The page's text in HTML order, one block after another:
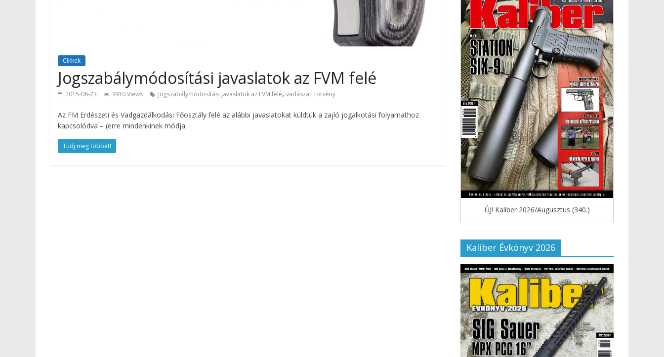
Cikkek
Jogszabálymódosítási javaslatok az FVM felé
2015-06-23 3910 Views Jogszabálymódosítási javaslatok az FVM felé, vadászati törvény
Az FM Erdészeti és Vadgazdálkodási Főosztály felé az alábbi javaslatokat küldtük a zajló jogalkotási folyamathoz
kapcsolódva – (erre mindenkinek módja
Tudj meg többet!
ÚJ! Kaliber 2026/Augusztus (340.)
Kaliber Évkönyv 2026